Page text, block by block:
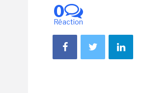
0
Réaction